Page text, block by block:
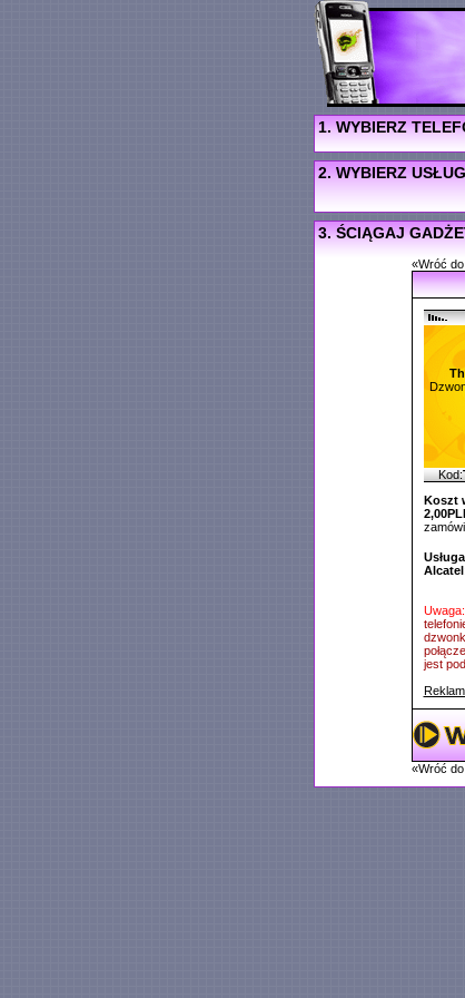
1. WYBIERZ
2. WYBIERZ
3. ŚCIĄGAJ
«Wróć
Kod:
Koszt
Alcatel
Uwaga:
jest
«Wróć